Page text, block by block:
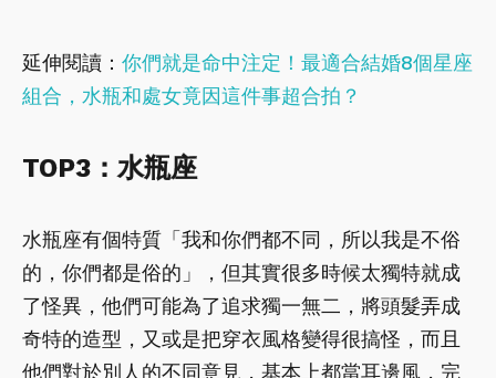
延伸閱讀： 你們就是命中注定！最適合結婚8個星座
組合，水瓶和處女竟因這件事超合拍？
TOP3：水瓶座
水瓶座有個特質「我和你們都不同，所以我是不俗
的，你們都是俗的」，但其實很多時候太獨特就成
了怪異，他們可能為了追求獨一無二，將頭髮弄成
奇特的造型，又或是把穿衣風格變得很搞怪，而且
他們對於別人的不同意見，基本上都當耳邊風，完